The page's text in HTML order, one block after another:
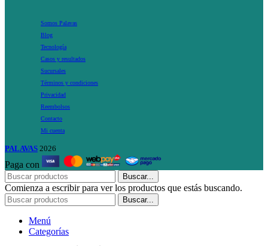
Somos Palavas
Blog
Tecnología
Casos y resultados
Sucursales
Términos y condiciones
Privacidad
Reembolsos
Contacto
Mi cuenta
PALAVAS 2026
Paga con
Buscar...
Comienza a escribir para ver los productos que estás buscando.
Buscar...
Menú
Categorías